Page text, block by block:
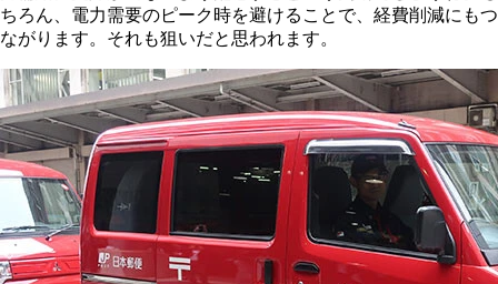
ちろん、電力需要のピーク時を避けることで、経費削減にもつ
ながります。それも狙いだと思われます。